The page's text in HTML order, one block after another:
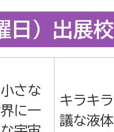
日）出展校
さな
に一
キラキ
議な液